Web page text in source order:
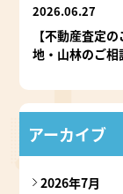
2026.06.27
【不動産査定
地・山林のご
アーカイブ
2026年7月